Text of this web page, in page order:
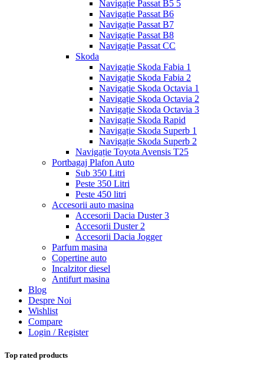
Navigație Passat B5 5
Navigație Passat B6
Navigație Passat B7
Navigație Passat B8
Navigație Passat CC
Skoda
Navigație Skoda Fabia 1
Navigație Skoda Fabia 2
Navigație Skoda Octavia 1
Navigație Skoda Octavia 2
Navigație Skoda Octavia 3
Navigație Skoda Rapid
Navigație Skoda Superb 1
Navigație Skoda Superb 2
Navigație Toyota Avensis T25
Portbagaj Plafon Auto
Sub 350 Litri
Peste 350 Litri
Peste 450 litri
Accesorii auto masina
Accesorii Dacia Duster 3
Accesorii Duster 2
Accesorii Dacia Jogger
Parfum masina
Copertine auto
Incalzitor diesel
Antifurt masina
Blog
Despre Noi
Wishlist
Compare
Login / Register
Top rated products